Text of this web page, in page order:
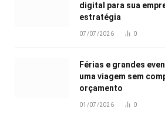
digital para sua
estratégia
07/07/2026 0
Férias e grandes
uma viagem sem
orçamento
01/07/2026 0